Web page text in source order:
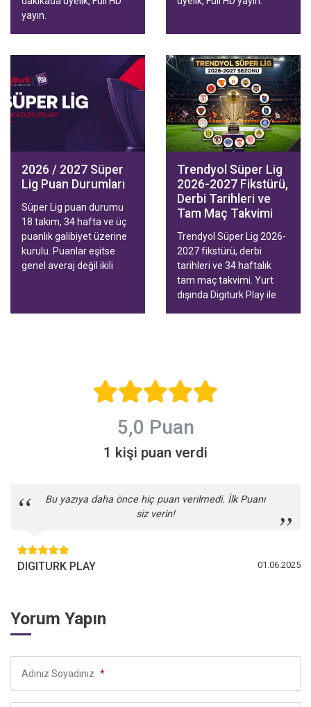
yayın.
2026 / 2027 Süper
Lig Puan Durumları
Süper Lig puan durumu
18 takım, 34 hafta ve üç
puanlık galibiyet üzerine
kurulu. Puanlar eşitse
genel averaj değil ikili
Trendyol Süper Lig
2026-2027 Fikstürü,
Derbi Tarihleri ve
Tam Maç Takvimi
Trendyol Süper Lig 2026-
2027 fikstürü, derbi
tarihleri ve 34 haftalık
tam maç takvimi. Yurt
dışında Digiturk Play ile
5,0 Puan
1 kişi puan verdi
Bu yazıya daha önce hiç puan verilmedi. İlk Puanı
siz verin!
01.06.2025
DIGITURK PLAY
Yorum Yapın
Adınız Soyadınız *